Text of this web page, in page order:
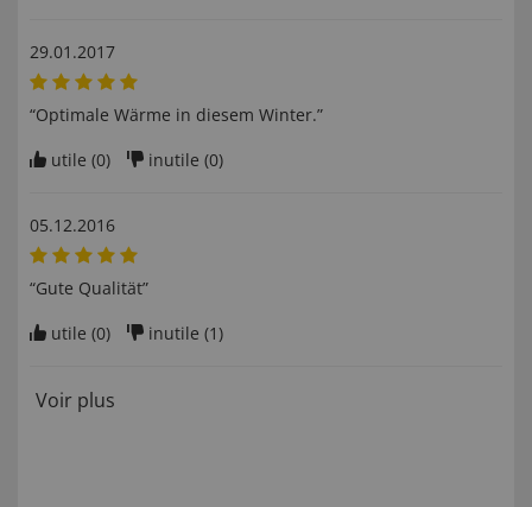
29.01.2017
“Optimale Wärme in diesem Winter.”
utile (0) inutile (0)
05.12.2016
“Gute Qualität”
utile (0) inutile (1)
Voir plus